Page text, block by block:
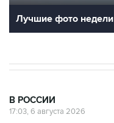
Лучшие фото недели
В РОССИИ
17:03, 6 августа 2026